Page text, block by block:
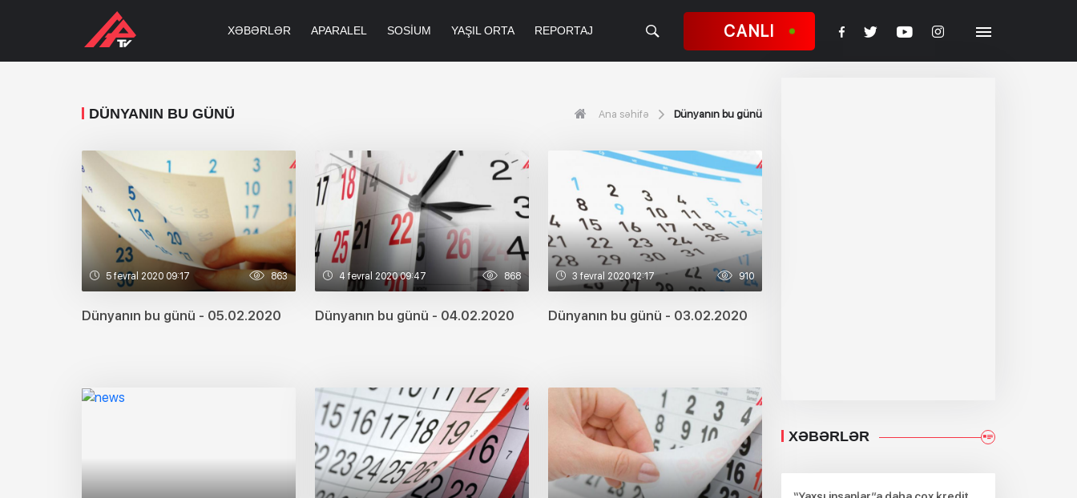
XƏBƏRLƏR APARALEL SOSIUM YAŞIL ORTA REPORTAJ CANLI
DÜNYANIN BU GÜNÜ Ana səhifə Dünyanın bu günü
5 fevral 2020 09:17 863
Dünyanın bu günü - 05.02.2020
4 fevral 2020 09:47 868
Dünyanın bu günü - 04.02.2020
3 fevral 2020 12:17 910
Dünyanın bu günü - 03.02.2020
XƏBƏRLƏR